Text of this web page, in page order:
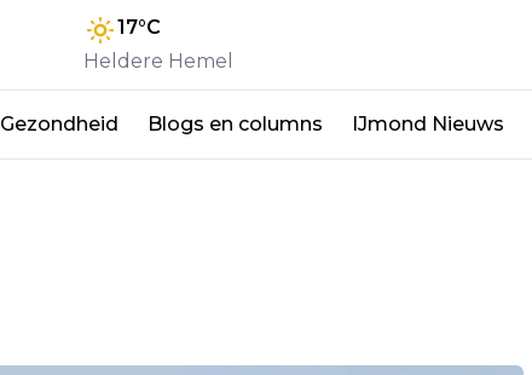
17°C
Heldere Hemel
Gezondheid Blogs en columns IJmond Nieuws